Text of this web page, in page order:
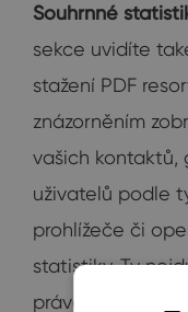
Souhrnné
sekce uvidíte
stažení PDF
znázorněním
vašich kontaktů,
uživatelů podle
prohlížeče či
statistiky. Ty
právě ty